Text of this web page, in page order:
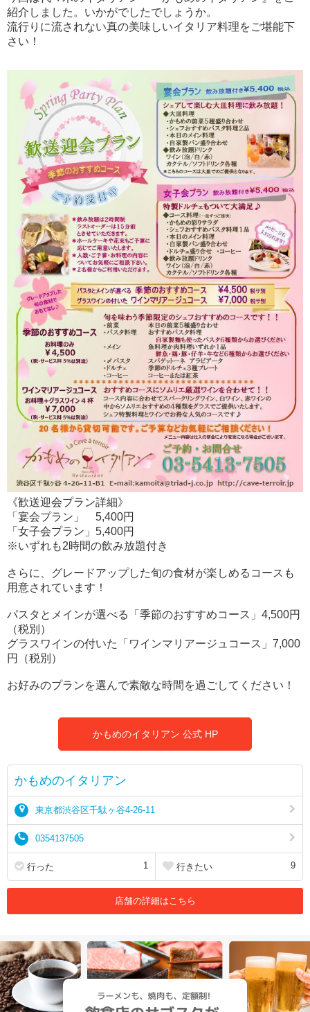
紹介しました。いかがでしたでしょうか。
流行りに流されない真の美味しいイタリア料理をご堪能下
さい！
《歓送迎会プラン詳細》
「宴会プラン」 5,400円
「女子会プラン」5,400円
※いずれも2時間の飲み放題付き
さらに、グレードアップした旬の食材が楽しめるコースも
用意されています！
パスタとメインが選べる「季節のおすすめコース」4,500円
（税別）
グラスワインの付いた「ワインマリアージュコース」7,000
円（税別）
お好みのプランを選んで素敵な時間を過ごしてください！
かもめのイタリアン 公式 HP
かもめのイタリアン
東京都渋谷区千駄ヶ谷4-26-11
0354137505
行った 1 行きたい 9
店舗の詳細はこちら